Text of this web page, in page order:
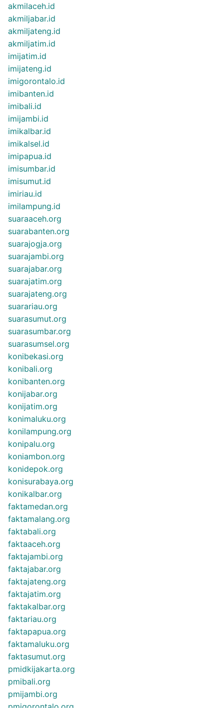
akmilaceh.id
akmiljabar.id
akmiljateng.id
akmiljatim.id
imijatim.id
imijateng.id
imigorontalo.id
imibanten.id
imibali.id
imijambi.id
imikalbar.id
imikalsel.id
imipapua.id
imisumbar.id
imisumut.id
imiriau.id
imilampung.id
suaraaceh.org
suarabanten.org
suarajogja.org
suarajambi.org
suarajabar.org
suarajatim.org
suarajateng.org
suarariau.org
suarasumut.org
suarasumbar.org
suarasumsel.org
konibekasi.org
konibali.org
konibanten.org
konijabar.org
konijatim.org
konimaluku.org
konilampung.org
konipalu.org
koniambon.org
konidepok.org
konisurabaya.org
konikalbar.org
faktamedan.org
faktamalang.org
faktabali.org
faktaaceh.org
faktajambi.org
faktajabar.org
faktajateng.org
faktajatim.org
faktakalbar.org
faktariau.org
faktapapua.org
faktamaluku.org
faktasumut.org
pmidkijakarta.org
pmibali.org
pmijambi.org